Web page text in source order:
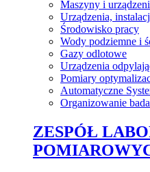
Maszyny i
Urządzenia,
Środowisko pracy
Wody podziemne i
Gazy odlotowe
Urządzenia
Pomiary
Automatyczne
Organizowanie
ZESPÓŁ